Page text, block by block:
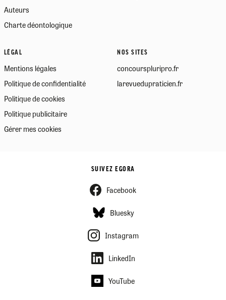
Auteurs
Charte déontologique
LÉGAL
Mentions légales
Politique de confidentialité
Politique de cookies
Politique publicitaire
Gérer mes cookies
NOS SITES
concourspluripro.fr
larevuedupraticien.fr
SUIVEZ EGORA
Facebook
Bluesky
Instagram
LinkedIn
YouTube